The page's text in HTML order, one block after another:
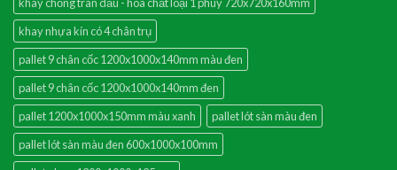
khay chống tràn dầu - hóa chất loại 1 phuy 720x720x160mm
khay nhựa kín có 4 chân trụ
pallet 9 chân cốc 1200x1000x140mm màu đen
pallet 9 chân cốc 1200x1000x140mm đen
pallet 1200x1000x150mm màu xanh
pallet lót sàn màu đen
pallet lót sàn màu đen 600x1000x100mm